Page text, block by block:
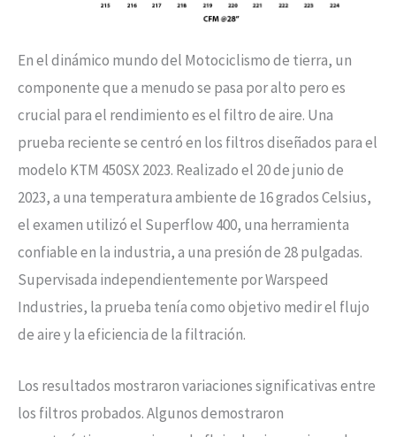
En el dinámico mundo del Motociclismo de tierra, un
componente que a menudo se pasa por alto pero es
crucial para el rendimiento es el filtro de aire. Una
prueba reciente se centró en los filtros diseñados para el
modelo KTM 450SX 2023. Realizado el 20 de junio de
2023, a una temperatura ambiente de 16 grados Celsius,
el examen utilizó el Superflow 400, una herramienta
confiable en la industria, a una presión de 28 pulgadas.
Supervisada independientemente por Warspeed
Industries, la prueba tenía como objetivo medir el flujo
de aire y la eficiencia de la filtración.
Los resultados mostraron variaciones significativas entre
los filtros probados. Algunos demostraron